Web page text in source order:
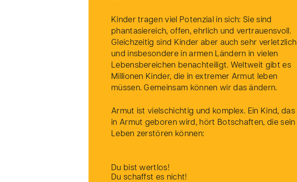
Kinder tragen viel Potenzial in sich: Sie sind
phantasiereich, offen, ehrlich und vertrauensvoll.
Gleichzeitig sind Kinder aber auch sehr verletzlich
und insbesondere in armen Ländern in vielen
Lebensbereichen benachteiligt. Weltweit gibt es
Millionen Kinder, die in extremer Armut leben
müssen. Gemeinsam können wir das ändern.
Armut ist vielschichtig und komplex. Ein Kind, das
in Armut geboren wird, hört Botschaften, die sein
Leben zerstören können:
Du bist wertlos!
Du schaffst es nicht!